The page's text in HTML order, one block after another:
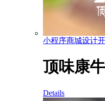
小程序商城设计
顶味康
Details